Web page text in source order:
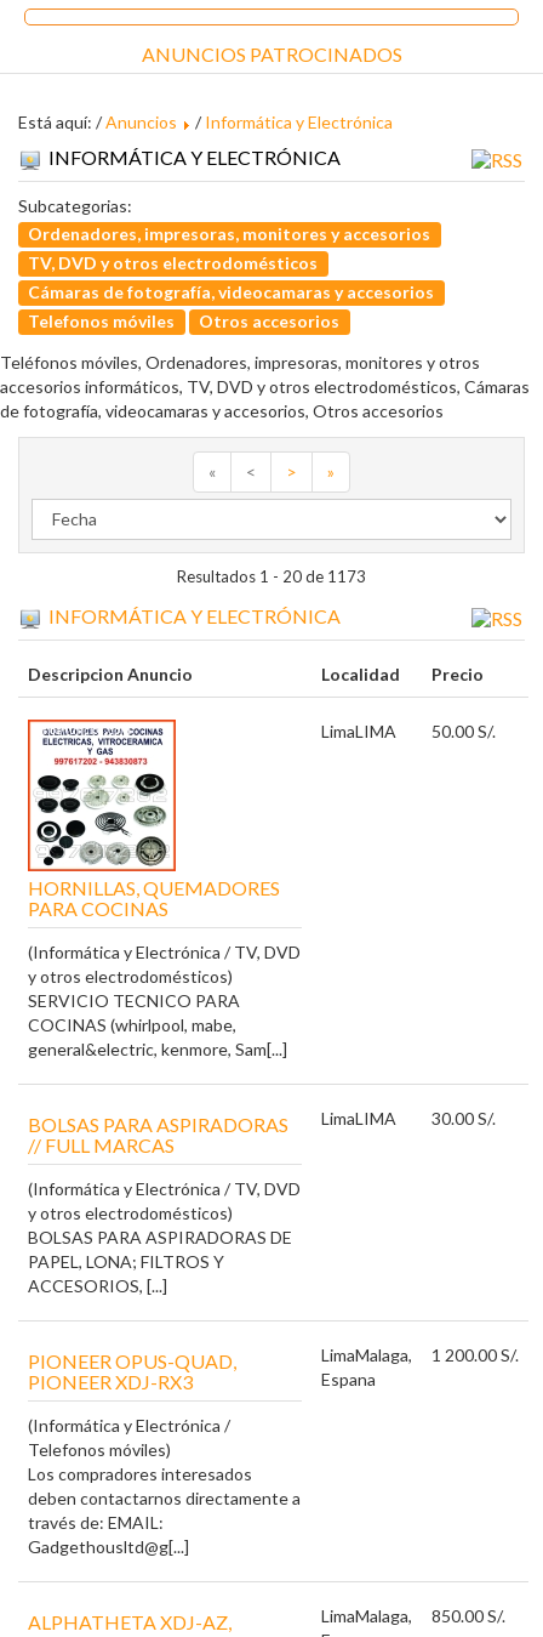
ANUNCIOS PATROCINADOS
Está aquí: /Anuncios /Informática y Electrónica
INFORMÁTICA Y ELECTRÓNICA
Subcategorias:
Ordenadores, impresoras, monitores y accesorios
TV, DVD y otros electrodomésticos
Cámaras de fotografía, videocamaras y accesorios
Telefonos móviles
Otros accesorios
Teléfonos móviles, Ordenadores, impresoras, monitores y otros
accesorios informáticos, TV, DVD y otros electrodomésticos, Cámaras
de fotografía, videocamaras y accesorios, Otros accesorios
« < > »
Resultados 1 - 20 de 1173
INFORMÁTICA Y ELECTRÓNICA
Descripcion Anuncio Localidad Precio
HORNILLAS, QUEMADORES
PARA COCINAS
(Informática y Electrónica / TV, DVD
y otros electrodomésticos)
SERVICIO TECNICO PARA
COCINAS (whirlpool, mabe,
general&electric, kenmore, Sam[...]
LimaLIMA 50.00 S/.
BOLSAS PARA ASPIRADORAS
// FULL MARCAS
(Informática y Electrónica / TV, DVD
y otros electrodomésticos)
BOLSAS PARA ASPIRADORAS DE
PAPEL, LONA; FILTROS Y
ACCESORIOS, [...]
LimaLIMA 30.00 S/.
PIONEER OPUS-QUAD,
PIONEER XDJ-RX3
(Informática y Electrónica /
Telefonos móviles)
Los compradores interesados
deben contactarnos directamente a
través de: EMAIL:
Gadgethousltd@g[...]
LimaMalaga,
Espana
1 200.00 S/.
ALPHATHETA XDJ-AZ,
LimaMalaga,
850.00 S/.